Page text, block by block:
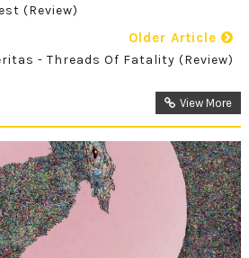
(Review)
Older Article
- Threads Of Fatality (Review)
View More